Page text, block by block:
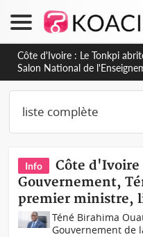
Côte d'Ivoire : PPA-CI,
prérogatives de président à
Info
Côte d'Ivoire
Gouvernement,
premier ministre,
Téné Birahima
Gouvernement de